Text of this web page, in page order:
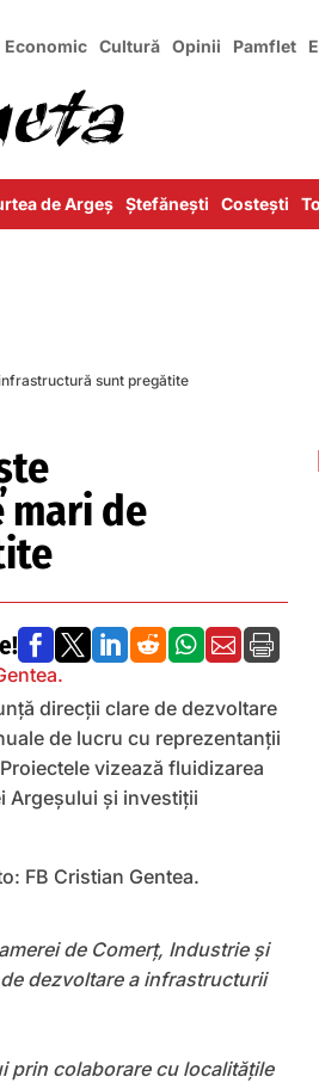
Economic Cultură Opinii Pamflet
de Argeș Ștefănești Costești
sunt pregătite
mari de
      
direcții clare de dezvoltare
de lucru cu reprezentanții
vizează fluidizarea
Argeșului și investiții
de Comerţ, Industrie şi
dezvoltare a infrastructurii
prin colaborare cu localitățile